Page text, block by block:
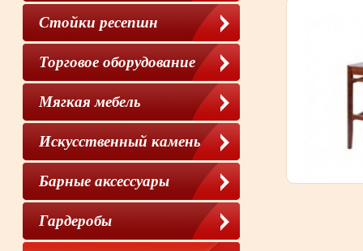
Стойки ресепшн
Торговое оборудование
Мягкая мебель
Искусственный камень
Барные аксессуары
Гардеробы